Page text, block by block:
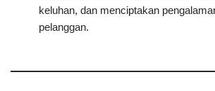
keluhan, dan menciptakan
pelanggan.